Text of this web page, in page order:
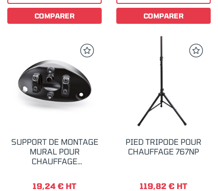
COMPARER COMPARER
SUPPORT DE MONTAGE
MURAL POUR
CHAUFFAGE
19,24 € HT
PIED TRIPODE POUR
CHAUFFAGE 767NP
119,82 € HT